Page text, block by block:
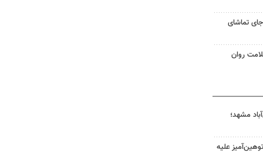
تماشای
روان
مشهد؛
علیه